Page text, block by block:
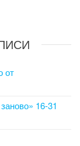
от
16-31